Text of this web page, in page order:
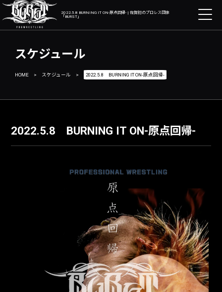
2022.5.8 BURNING IT ON-原点回帰- | 佐賀初のプロレス団体
「BURST」
スケジュール
HOME > スケジュール > 2022.5.8 BURNING IT ON-原点回帰-
2022.5.8 BURNING IT ON-原点回帰-